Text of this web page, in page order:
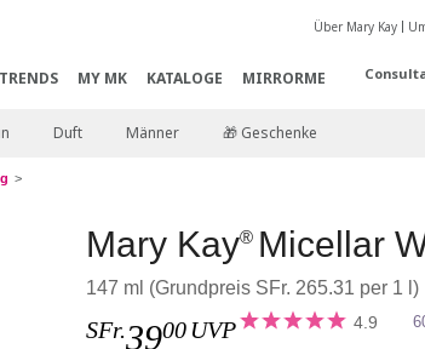
MY MK KATALOGE MIRRORME
Über Mary Kay
Duft Männer 🎁 Geschenke
Mary Kay® Micellar
147 ml (Grundpreis SFr. 265.31 per 1 l)
SFr.3900 UVP 4.9